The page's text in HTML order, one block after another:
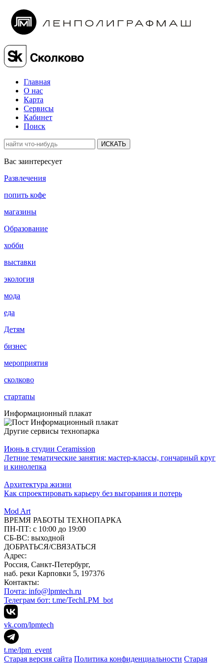
Главная
О нас
Карта
Сервисы
Кабинет
Поиск
ИСКАТЬ
Вас заинтересует
Развлечения
попить кофе
магазины
Образование
хобби
выставки
экология
мода
еда
Детям
бизнес
мероприятия
сколково
стартапы
Информационный плакат
Другие сервисы технопарка
Июнь в студии Ceramission
Летние тематические занятия: мастер-классы, гончарный круг
и кинолепка
Архитектура жизни
Как спроектировать карьеру без выгорания и потерь
Mod Art
ВРЕМЯ РАБОТЫ ТЕХНОПАРКА
ПН-ПТ: с 10:00 до 19:00
CБ-ВС: выходной
ДОБРАТЬСЯ/СВЯЗАТЬСЯ
Адрес:
Россия, Санкт-Петербург,
наб. реки Карповки 5, 197376
Контакты:
Почта: info@lpmtech.ru
Телеграм бот: t.me/TechLPM_bot
vk.com/lpmtech
t.me/lpm_event
Старая версия сайта Политика конфиденциальности Старая